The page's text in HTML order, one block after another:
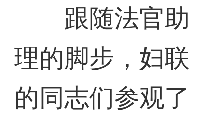
跟随法官助
理的脚步，妇联
的同志们参观了